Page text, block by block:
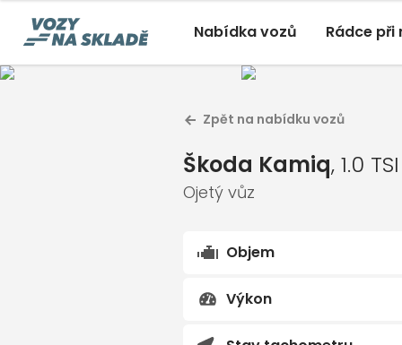
Nabídka vozů Rádce při
Zpět na nabídku vozů
Škoda Kamiq, 1.0
Ojetý vůz
Objem
Výkon
Ojetý vůz
Škoda Kamiq, 1.0 TSI 85
Ojetý, 01/2025, 18 295 Km